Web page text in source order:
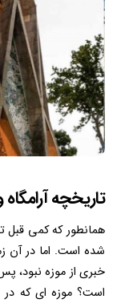
تاریخچه
شده است. اما در آن
خبری از موزه نبود،
است؟ موزه ای که در